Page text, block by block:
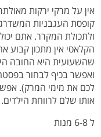
אין על מרקי ירקות
קופסת העגבניות
ולתכולת המקרר. אתם
הקלאסי אין מתכון קבוע
שהשעועית היא החובה
ואפשר בכיף לבחור
לכם את מימי המרק).
אותו שלם לרווחת
ל 6-8 מנות